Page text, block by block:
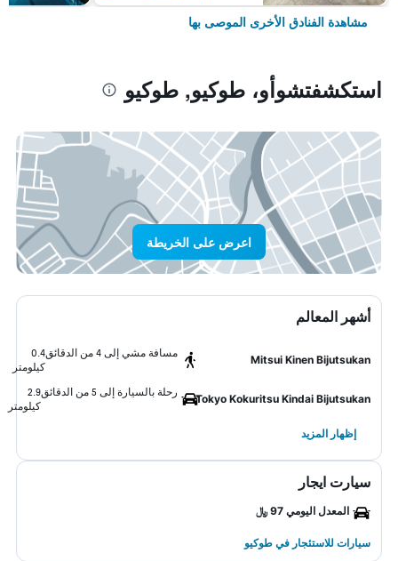
مشاهدة الفنادق الأخرى الموصى بها
استكشفتشوأو، طوكيو, طوكيو
اعرض على الخريطة
أشهر المعالم
Mitsui Kinen Bijutsukan
مسافة مشي إلى 4 من الدقائق
0.4
كيلومتر
Tokyo Kokuritsu Kindai Bijutsukan
رحلة بالسيارة إلى 5 من الدقائق
2.9
كيلومتر
إظهار المزيد
سيارت ايجار
المعدل اليومي 97 ﷼
سيارات للاستئجار في طوكيو